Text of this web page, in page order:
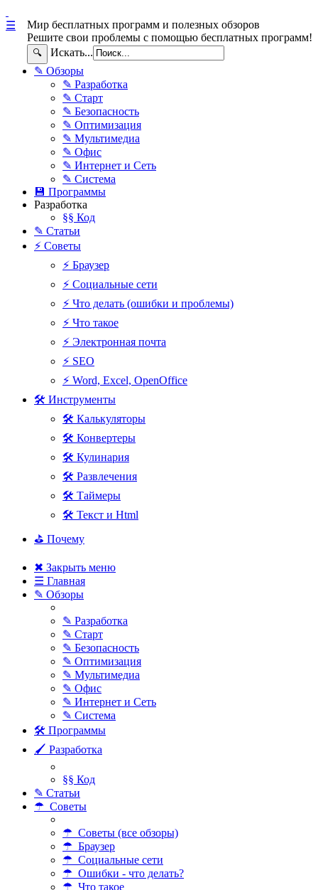
Мир бесплатных программ и полезных обзоров
Решите свои проблемы с помощью бесплатных программ!
🔍 Искать...
☰
✎ Обзоры
✎ Разработка
✎ Старт
✎ Безопасность
✎ Оптимизация
✎ Мультимедиа
✎ Офис
✎ Интернет и Сеть
✎ Система
💾 Программы
Разработка
§§ Код
✎ Статьи
⚡ Советы
⚡ Браузер
⚡ Социальные сети
⚡ Что делать (ошибки и проблемы)
⚡ Что такое
⚡ Электронная почта
⚡ SEO
⚡ Word, Excel, OpenOffice
🛠 Инструменты
🛠 Калькуляторы
🛠 Конвертеры
🛠 Кулинария
🛠 Развлечения
🛠 Таймеры
🛠 Текст и Html
⛳ Почему
✖ Закрыть меню
☰ Главная
✎ Обзоры
✎ Разработка
✎ Старт
✎ Безопасность
✎ Оптимизация
✎ Мультимедиа
✎ Офис
✎ Интернет и Сеть
✎ Система
🛠 Программы
🖌 Разработка
§§ Код
✎ Статьи
☂ Советы
☂ Советы (все обзоры)
☂ Браузер
☂ Социальные сети
☂ Ошибки - что делать?
☂ Что такое